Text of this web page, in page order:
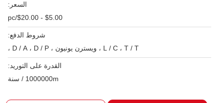
السعر:
$5.00 - $20.00/pc
شروط الدفع:
L / C ، T / T ، ويسترن يونيون ، D / A ، D / P ،
القدرة على التوريد:
1000000m / سنة